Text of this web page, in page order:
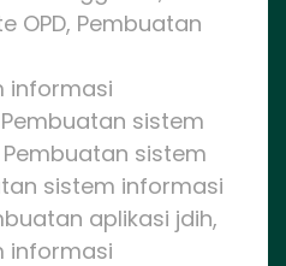
OPD, Pembuatan
informasi
sistem
sistem
sistem informasi
aplikasi jdih,
informasi